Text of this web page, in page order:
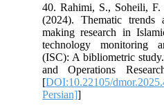
40. Rahimi, S., Soheili,
(2024). Thematic
making research in
technology monitoring
(ISC): A bibliometric
and Operations
[DOI:10.22105/
Persian]